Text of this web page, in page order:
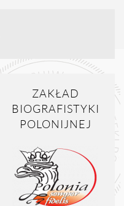
ZAKŁAD
BIOGRAFISTYKI
POLONIJNEJ